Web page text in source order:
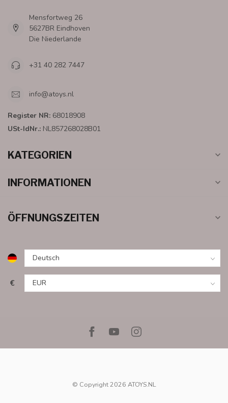
Mensfortweg 26
5627BR Eindhoven
Die Niederlande
+31 40 282 7447
info@atoys.nl
Register NR: 68018908
USt-IdNr.: NL857268028B01
KATEGORIEN
INFORMATIONEN
ÖFFNUNGSZEITEN
€
© Copyright 2026 ATOYS.NL